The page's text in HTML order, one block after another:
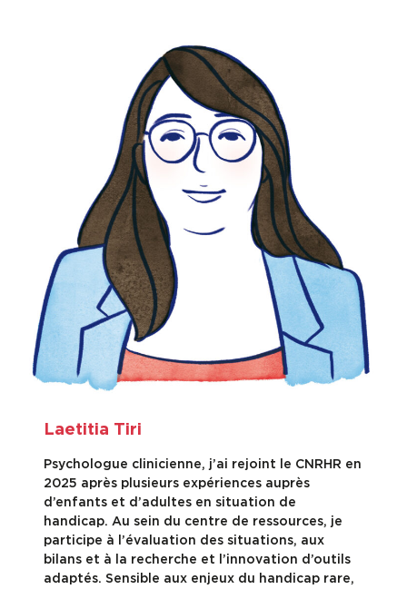
Laetitia Tiri
Psychologue clinicienne, j’ai rejoint le CNRHR en
2025 après plusieurs expériences auprès
d’enfants et d’adultes en situation de
handicap. Au sein du centre de ressources, je
participe à l’évaluation des situations, aux
bilans et à la recherche et l’innovation d’outils
adaptés. Sensible aux enjeux du handicap rare,